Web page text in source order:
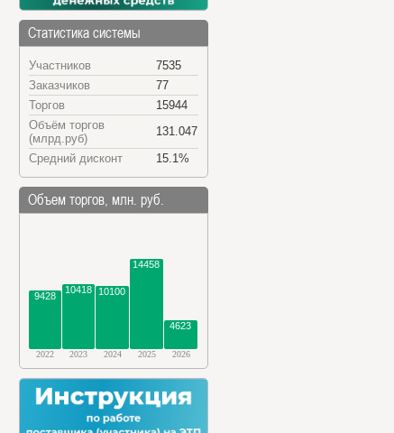
Статистика системы
Участников
7535
Заказчиков
77
Торгов
15944
Объём торгов
(млрд.руб)
131.047
Средний дисконт
15.1%
Объем торгов, млн. руб.
9428
10418 10100
14458
4623
2022 2023 2024 2025 2026